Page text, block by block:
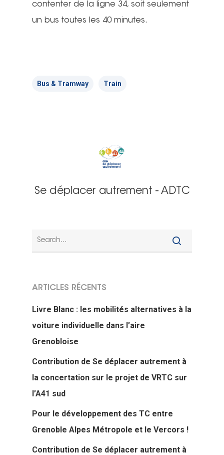
contenter de la ligne 34, soit seulement
un bus toutes les 40 minutes.
Bus & Tramway Train
Se déplacer autrement - ADTC
ARTICLES RÉCENTS
Livre Blanc : les mobilités alternatives à la
voiture individuelle dans l’aire
Grenobloise
Contribution de Se déplacer autrement à
la concertation sur le projet de VRTC sur
l’A41 sud
Pour le développement des TC entre
Grenoble Alpes Métropole et le Vercors !
Contribution de Se déplacer autrement à